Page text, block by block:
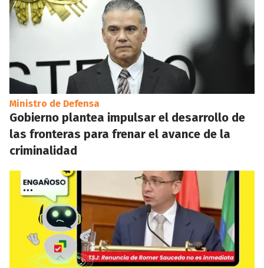
Ministro de Defensa
Gobierno plantea impulsar el desarrollo de
las fronteras para frenar el avance de la
criminalidad